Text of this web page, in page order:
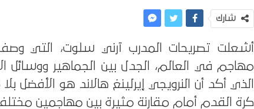
شارك
أشعلت تصريحات المدرب آرني سلوت، التي
مهاجم في العالم، الجدل بين الجماهير ووسائل
الذي أكد أن النرويجي إيرلينغ هالاند هو الأفضل
كرة القدم أمام مقارنة مثيرة بين مهاجمين